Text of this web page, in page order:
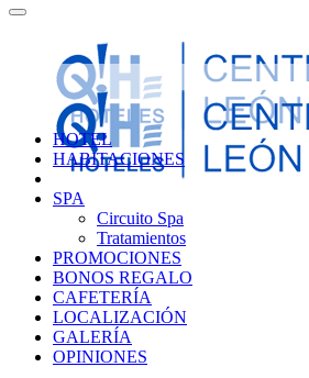
HOTEL
HABITACIONES
SPA
Circuito Spa
Tratamientos
PROMOCIONES
BONOS REGALO
CAFETERÍA
LOCALIZACIÓN
GALERÍA
OPINIONES